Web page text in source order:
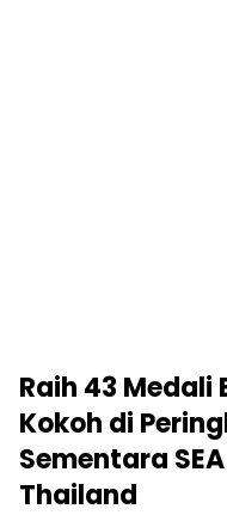
Raih 43 Medali
Kokoh di
Sementara
Thailand